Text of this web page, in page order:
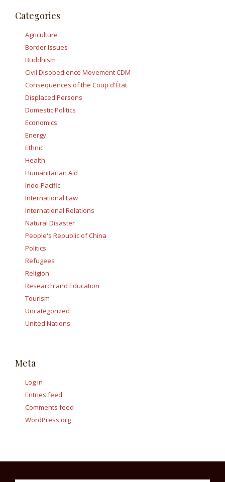
Categories
Agriculture
Border Issues
Buddhism
Civil Disobedience Movement CDM
Consequences of the Coup d'État
Displaced Persons
Domestic Politics
Economics
Energy
Ethnic
Health
Humanitarian Aid
Indo-Pacific
International Law
International Relations
Natural Disaster
People's Republic of China
Politics
Refugees
Religion
Research and Education
Tourism
Uncategorized
United Nations
Meta
Log in
Entries feed
Comments feed
WordPress.org